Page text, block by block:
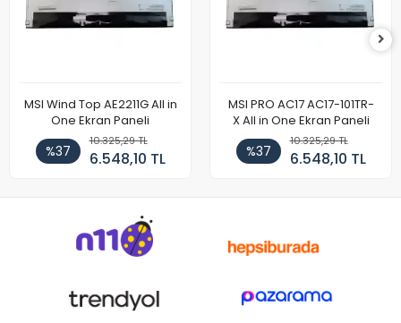
MSI Wind Top AE2211G All in
One Ekran Paneli
%37
10.325,29 TL
6.548,10 TL
MSI PRO AC17 AC17-101TR-
X All in One Ekran Paneli
%37
10.325,29 TL
6.548,10 TL